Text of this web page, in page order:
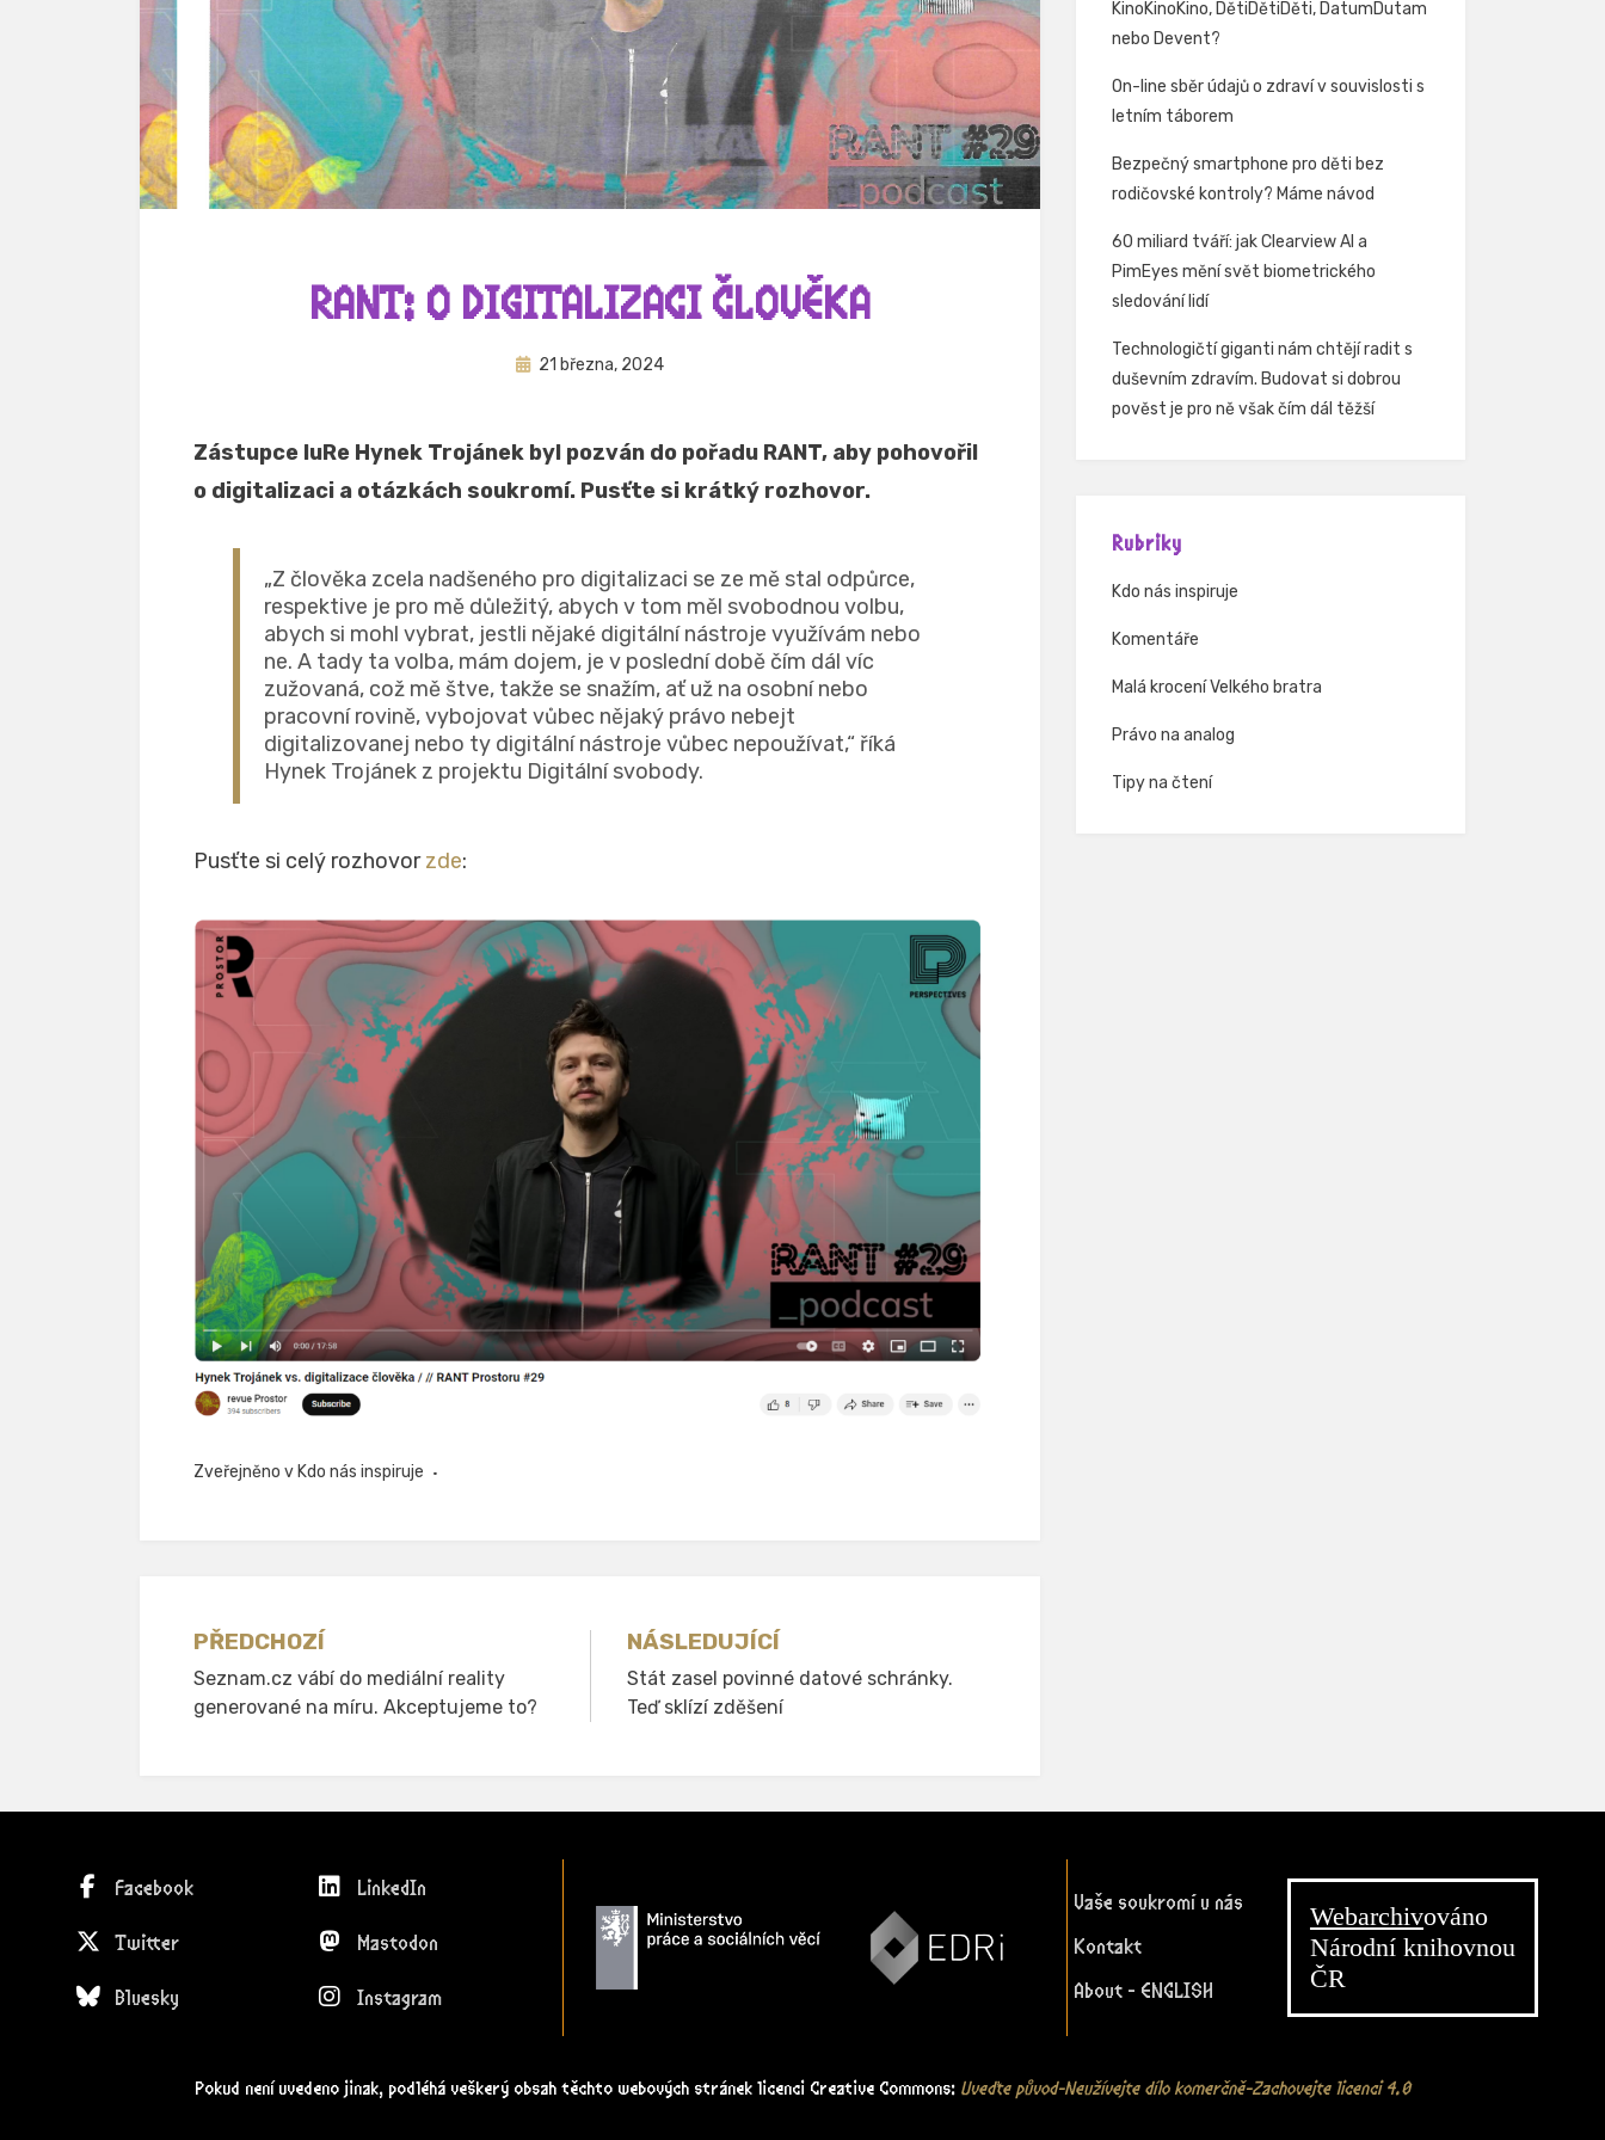
RANT: O DIGITALIZACI ČLOVĚKA
AutorHynek Trojánek
Zveřejněno
21 března, 2024
Zástupce IuRe Hynek Trojánek byl pozván do pořadu RANT, aby pohovořil
o digitalizaci a otázkách soukromí. Pusťte si krátký rozhovor.
„Z člověka zcela nadšeného pro digitalizaci se ze mě stal odpůrce,
respektive je pro mě důležitý, abych v tom měl svobodnou volbu,
abych si mohl vybrat, jestli nějaké digitální nástroje využívám nebo
ne. A tady ta volba, mám dojem, je v poslední době čím dál víc
zužovaná, což mě štve, takže se snažím, ať už na osobní nebo
pracovní rovině, vybojovat vůbec nějaký právo nebejt
digitalizovanej nebo ty digitální nástroje vůbec nepoužívat,“ říká
Hynek Trojánek z projektu Digitální svobody.
Pusťte si celý rozhovorzde:
Zveřejněno v Kdo nás inspiruje
Navigace
pro
PŘEDCHOZÍ
Seznam.cz vábí do mediální reality
generované na míru. Akceptujeme to?
NÁSLEDUJÍCÍ
Stát zasel povinné datové schránky.
Teď sklízí zděšení
KinoKinoKino, DětiDětiDěti, DatumDutam
nebo Devent?
On-line sběr údajů o zdraví v souvislosti s
letním táborem
Bezpečný smartphone pro děti bez
rodičovské kontroly? Máme návod
60 miliard tváří: jak Clearview AI a
PimEyes mění svět biometrického
sledování lidí
Technologičtí giganti nám chtějí radit s
duševním zdravím. Budovat si dobrou
pověst je pro ně však čím dál těžší
Rubriky
Kdo nás inspiruje
Komentáře
Malá krocení Velkého bratra
Právo na analog
Tipy na čtení
Facebook LinkedIn
Twitter Mastodon
Bluesky Instagram
Vaše soukromí u nás
Kontakt
About - ENGLISH
Webarchivováno
Národní knihovnou
ČR
Pokud není uvedeno jinak, podléhá veškerý obsah těchto webových stránek licenci Creative Commons: Uveďte původ-Neužívejte dílo komerčně-Zachovejte licenci 4.0